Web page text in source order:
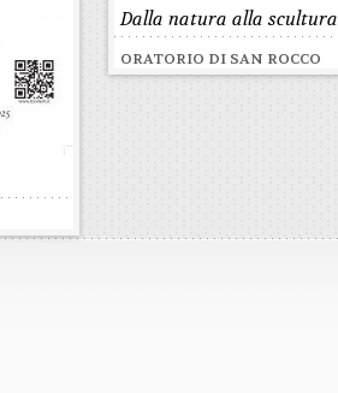
Dalla natura alla scultura
ORATORIO DI SAN ROCCO